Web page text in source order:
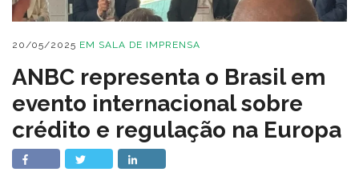
20/05/2025 EM SALA DE IMPRENSA
ANBC representa o Brasil em
evento internacional sobre
crédito e regulação na Europa